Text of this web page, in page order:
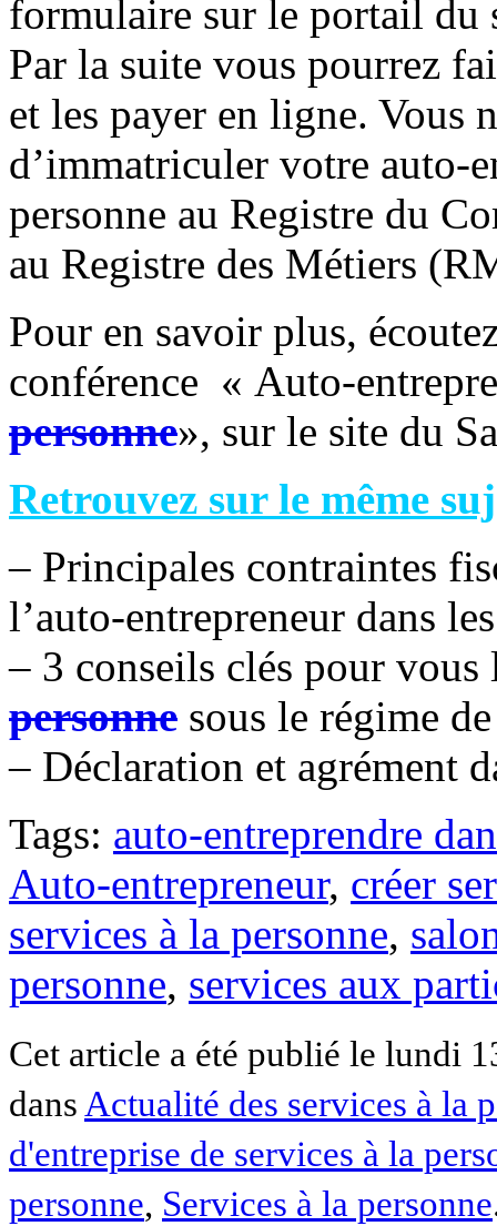
formulaire sur le portail
Par la suite vous pourrez
et les payer en ligne. Vous
d’immatriculer votre auto-
personne au Registre du
au Registre des Métiers
Pour en savoir plus,
conférence « Auto-
personne», sur le site du
Retrouvez sur le même
– Principales contraintes
l’auto-entrepreneur dans
– 3 conseils clés pour vous
personne sous le régime
– Déclaration et agrément
Tags: auto-entreprendre
Auto-entrepreneur, créer
services à la personne,
personne, services aux
Cet article a été publié le lundi
dansActualité des services à la
d'entreprise de services à la
personne, Services à la personne